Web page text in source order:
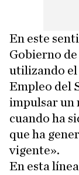
En este
Gobierno
utilizando el
Empleo del
impulsar un
cuando ha
que ha
vigente».
En esta